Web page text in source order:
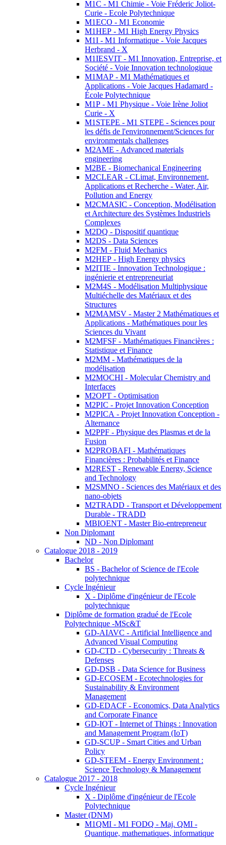
M1C - M1 Chimie - Voie Fréderic Joliot-
Curie - Ecole Polytechnique
M1ECO - M1 Economie
M1HEP - M1 High Energy Physics
M1I - M1 Informatique - Voie Jacques
Herbrand - X
M1IESVIT - M1 Innovation, Entreprise, et
Société - Voie Innovation technologique
M1MAP - M1 Mathématiques et
Applications - Voie Jacques Hadamard -
École Polytechnique
M1P - M1 Physique - Voie Irène Joliot
Curie - X
M1STEPE - M1 STEPE - Sciences pour
les défis de l'environnement/Sciences for
environmentals challenges
M2AME - Advanced materials
engineering
M2BE - Biomechanical Engineering
M2CLEAR - CLimat, Environnement,
Applications et Recherche - Water, Air,
Pollution and Energy
M2CMASIC - Conception, Modélisation
et Architecture des Systèmes Industriels
Complexes
M2DQ - Dispositif quantique
M2DS - Data Sciences
M2FM - Fluid Mechanics
M2HEP - High Energy physics
M2ITIE - Innovation Technologique :
ingénierie et entrepreneuriat
M2M4S - Modélisation Multiphysique
Multiéchelle des Matériaux et des
Structures
M2MAMSV - Master 2 Mathématiques et
Applications - Mathématiques pour les
Sciences du Vivant
M2MFSF - Mathématiques Financières :
Statistique et Finance
M2MM - Mathématiques de la
modélisation
M2MOCHI - Molecular Chemistry and
Interfaces
M2OPT - Optimisation
M2PIC - Projet Innovation Conception
M2PICA - Projet Innovation Conception -
Alternance
M2PPF - Physique des Plasmas et de la
Fusion
M2PROBAFI - Mathématiques
Financières : Probabilités et Finance
M2REST - Renewable Energy, Science
and Technology
M2SMNO - Sciences des Matériaux et des
nano-objets
M2TRADD - Transport et Développement
Durable - TRADD
MBIOENT - Master Bio-entrepreneur
Non Diplomant
ND - Non Diplomant
Catalogue 2018 - 2019
Bachelor
BS - Bachelor of Science de l'Ecole
polytechnique
Cycle Ingénieur
X - Diplôme d'ingénieur de l'Ecole
polytechnique
Diplôme de formation gradué de l'Ecole
Polytechnique -MSc&T
GD-AIAVC - Artificial Intelligence and
Advanced Visual Computing
GD-CTD - Cybersecurity : Threats &
Defenses
GD-DSB - Data Science for Business
GD-ECOSEM - Ecotechnologies for
Sustainability & Environment
Management
GD-EDACF - Economics, Data Analytics
and Corporate Finance
GD-IOT - Internet of Things : Innovation
and Management Program (IoT)
GD-SCUP - Smart Cities and Urban
Policy
GD-STEEM - Energy Environment :
Science Technology & Management
Catalogue 2017 - 2018
Cycle Ingénieur
X - Diplôme d'ingénieur de l'Ecole
Polytechnique
Master (DNM)
M1QMI - M1 FODQ - Maj. QMI -
Quantique, mathematiques, informatique